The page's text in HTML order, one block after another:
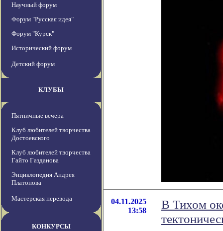
Научный форум
Форум "Русская идея"
Форум "Курск"
Исторический форум
Детский форум
КЛУБЫ
Пятничные вечера
Клуб любителей творчества
Достоевского
Клуб любителей творчества
Гайто Газданова
Энциклопедия Андрея
Платонова
Мастерская перевода
КОНКУРСЫ
04.11.2025
13:58
В Тихом